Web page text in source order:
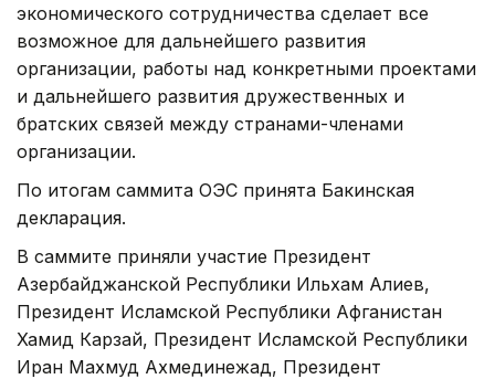
экономического сотрудничества сделает все
возможное для дальнейшего развития
организации, работы над конкретными проектами
и дальнейшего развития дружественных и
братских связей между странами-членами
организации.
По итогам саммита ОЭС принята Бакинская
декларация.
В саммите приняли участие Президент
Азербайджанской Республики Ильхам Алиев,
Президент Исламской Республики Афганистан
Хамид Карзай, Президент Исламской Республики
Иран Махмуд Ахмединежад, Президент